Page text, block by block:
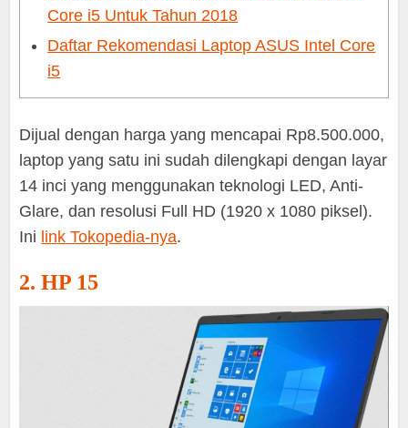
Core i5 Untuk Tahun 2018
Daftar Rekomendasi Laptop ASUS Intel Core
i5
Dijual dengan harga yang mencapai Rp8.500.000,
laptop yang satu ini sudah dilengkapi dengan layar
14 inci yang menggunakan teknologi LED, Anti-
Glare, dan resolusi Full HD (1920 x 1080 piksel).
Ini link Tokopedia-nya.
2. HP 15